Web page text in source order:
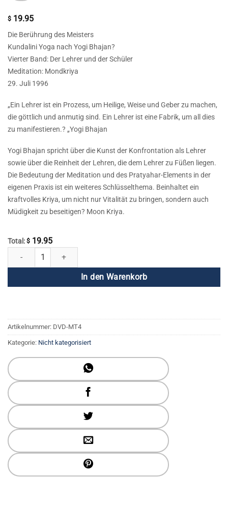
$ 19.95
Die Berührung des Meisters
Kundalini Yoga nach Yogi Bhajan?
Vierter Band: Der Lehrer und der Schüler
Meditation: Mondkriya
29. Juli 1996
„Ein Lehrer ist ein Prozess, um Heilige, Weise und Geber zu machen,
die göttlich und anmutig sind. Ein Lehrer ist eine Fabrik, um all dies
zu manifestieren.? „Yogi Bhajan
Yogi Bhajan spricht über die Kunst der Konfrontation als Lehrer
sowie über die Reinheit der Lehren, die dem Lehrer zu Füßen liegen.
Die Bedeutung der Meditation und des Pratyahar-Elements in der
eigenen Praxis ist ein weiteres Schlüsselthema. Beinhaltet ein
kraftvolles Kriya, um nicht nur Vitalität zu bringen, sondern auch
Müdigkeit zu beseitigen? Moon Kriya.
Total: $ 19.95
The Master's Touch DVD Volume 4: Der Lehrer und der Schüler Menge
In den Warenkorb
Artikelnummer: DVD-MT4
Kategorie: Nicht kategorisiert